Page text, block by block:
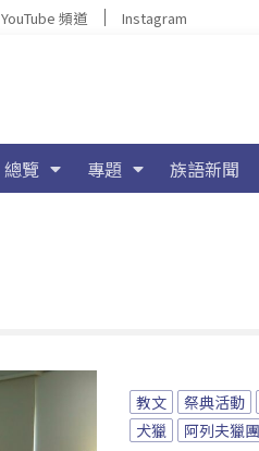
YouTube 頻道 Instagram
總覽 專題 族語新聞
教文 祭典活動
犬獵
阿列夫獵團